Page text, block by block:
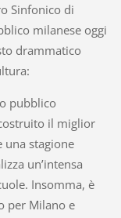
Sinfonico di
milanese oggi
drammatico
pubblico
il miglior
una stagione
un’intensa
Insomma, è
per Milano e